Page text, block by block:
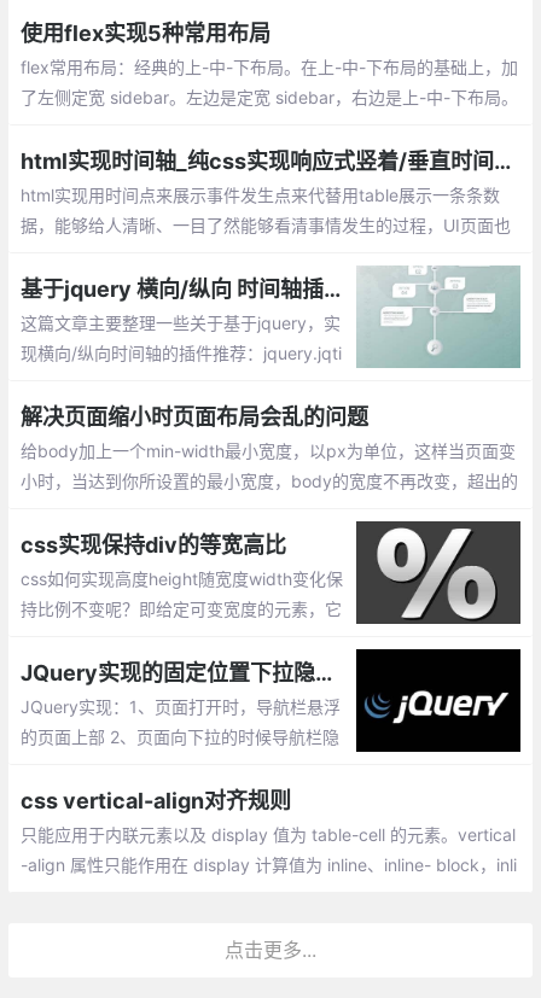
使用flex实现5种常用布局
flex常用布局：经典的上-中-下布局。在上-中-下布局的基础上，加
了左侧定宽 sidebar。左边是定宽 sidebar，右边是上-中-下布局。
动。左侧 sidebar 固定在左侧且与视窗同高，当内容超出视窗高度
时，在 sidebar 内部出现滚动条。
html实现时间轴_纯css实现响应式竖着/垂直时间抽布局效果
html实现用时间点来展示事件发生点来代替用table展示一条条数
据，能够给人清晰、一目了然能够看清事情发生的过程，UI页面也
基于jquery 横向/纵向 时间轴插件推荐
这篇文章主要整理一些关于基于jquery，实
现横向/纵向时间轴的插件推荐：jquery.jqti
插件、Melon HTML5 、jQuery Timelinr、T
imeline Porfolio
解决页面缩小时页面布局会乱的问题
给body加上一个min-width最小宽度，以px为单位，这样当页面变
小时，当达到你所设置的最小宽度，body的宽度不再改变，超出的
css实现保持div的等宽高比
css如何实现高度height随宽度width变化保
持比例不变呢？即给定可变宽度的元素，它
其宽度与高度的比率保持恒定)。这里以 4:3
为例，通过2种方式来实现
JQuery实现的固定位置下拉隐藏上拉显示悬浮导航菜单
JQuery实现：1、页面打开时，导航栏悬浮
的页面上部 2、页面向下拉的时候导航栏隐
css vertical-align对齐规则
只能应用于内联元素以及 display 值为 table-cell 的元素。vertical
-align 属性只能作用在 display 计算值为 inline、inline- block，inli
点击更多...